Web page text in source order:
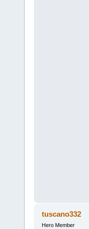
tuscano332
Hero Member